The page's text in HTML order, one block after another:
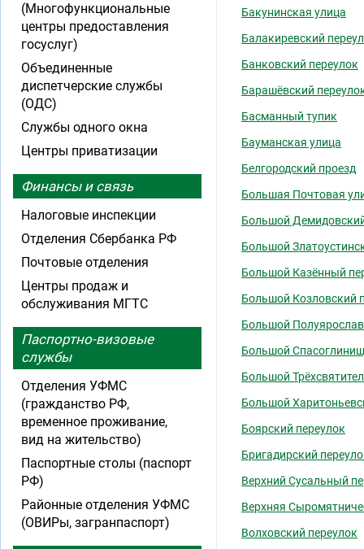
Бакунинская улица
Балакиревский
Банковский переулок
Барашёвский
Басманный тупик
Бауманская улица
Белгородский проезд
Большая Почтовая
Большой
Большой
Большой Казённый
Большой Козловский
Большой
Большой
Большой
Большой
Боярский переулок
Бригадирский
Верхний Сусальный
Верхняя
Волховский переулок
(Многофункциональные
центры предоставления
госуслуг)
Объединенные
диспетчерские службы
(ОДС)
Службы одного окна
Центры приватизации
Финансы и связь
Налоговые инспекции
Отделения Сбербанка РФ
Почтовые отделения
Центры продаж и
обслуживания МГТС
Паспортно-визовые
службы
Отделения УФМС
(гражданство РФ,
временное проживание,
вид на жительство)
Паспортные столы (паспорт
РФ)
Районные отделения УФМС
(ОВИРы, загранпаспорт)